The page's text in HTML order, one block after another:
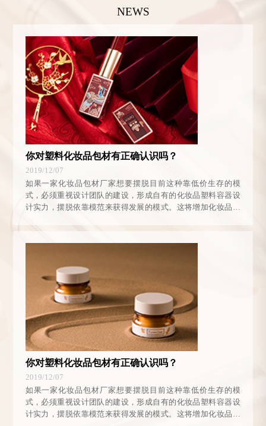
水乳瓶系列
WATER-EMULSION BOTTLE
SERIES
了解更多+
NEWS
你对塑料化妆品包材有正确认识吗？
2019/12/07
如果一家化妆品包材厂家想要摆脱目前这种靠低价生存的模
式，必须重视设计团队的建设，形成自有的化妆品塑料容器设
计实力，摆脱依靠模范来获得发展的模式。这将增加化妆品包
你对塑料化妆品包材有正确认识吗？
2019/12/07
如果一家化妆品包材厂家想要摆脱目前这种靠低价生存的模
式，必须重视设计团队的建设，形成自有的化妆品塑料容器设
计实力，摆脱依靠模范来获得发展的模式。这将增加化妆品包